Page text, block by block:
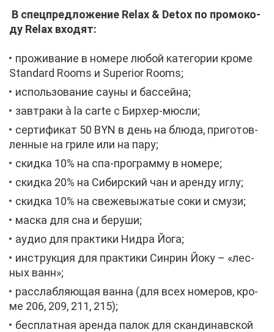
В спец­пред­ло­же­ние Relax & Detox по про­мо­ко­
ду Relax вхо­дят:
про­жи­ва­ние в но­ме­ре лю­бой ка­те­го­рии кро­ме
Standard Rooms и Superior Rooms;
ис­поль­зо­ва­ние сау­ны и бас­сей­на;
зав­тра­ки à la carte с Бир­хер-мюс­ли;
сер­ти­фи­кат 50 BYN в день на блю­да, при­го­тов­
лен­ные на гри­ле или на па­ру;
скид­ка 10% на спа-про­грам­му в но­ме­ре;
скид­ка 20% на Си­бир­ский чан и арен­ду иг­лу;
cкид­ка 10% на све­же­вы­жа­тые со­ки и сму­зи;
мас­ка для сна и бе­ру­ши;
аудио для прак­ти­ки Нид­ра Йо­га;
ин­струк­ция для прак­ти­ки Син­рин Йо­ку – «лес­
ных ванн»;
рас­слаб­ля­ю­щая ван­на (для всех но­ме­ров, кро­
ме 206, 209, 211, 215);
бес­плат­ная арен­да па­лок для скан­ди­нав­ской